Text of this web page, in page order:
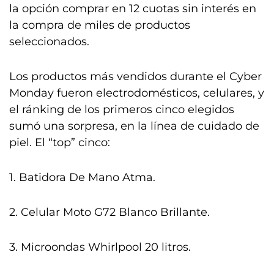
la opción comprar en 12 cuotas sin interés en
la compra de miles de productos
seleccionados.
Los productos más vendidos durante el Cyber
Monday fueron electrodomésticos, celulares, y
el ránking de los primeros cinco elegidos
sumó una sorpresa, en la línea de cuidado de
piel. El “top” cinco:
1. Batidora De Mano Atma.
2. Celular Moto G72 Blanco Brillante.
3. Microondas Whirlpool 20 litros.